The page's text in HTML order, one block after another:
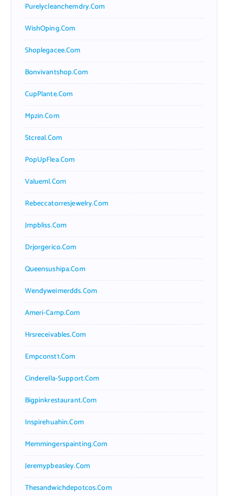
Purelycleanchemdry.com
WishOping.com
Shoplegacee.com
Bonvivantshop.com
CupPlante.com
Mpzin.com
Stcreal.com
PopUpFlea.com
Valueml.com
Rebeccatorresjewelry.com
Jmpbliss.com
Drjorgerico.com
Queensushipa.com
Wendyweimerdds.com
Ameri-Camp.com
Hrsreceivables.com
Empconst1.com
Cinderella-Support.com
Bigpinkrestaurant.com
Inspirehuahin.com
Memmingerspainting.com
Jeremypbeasley.com
Thesandwichdepotcos.com